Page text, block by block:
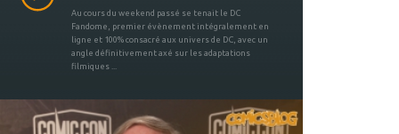
Au cours du weekend passé se tenait le DC
Fandome, premier évènement intégralement en
ligne et 100% consacré aux univers de DC, avec un
angle définitivement axé sur les adaptations
filmiques ...